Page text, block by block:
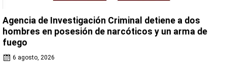
Agencia de Investigación Criminal detiene a dos
hombres en posesión de narcóticos y un arma de
fuego
6 agosto, 2026